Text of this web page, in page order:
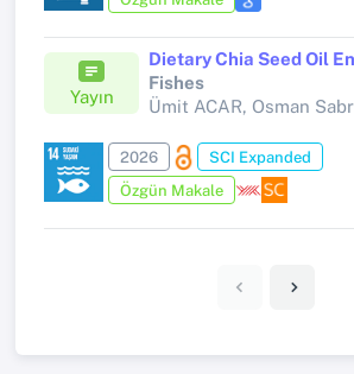
Yayın
Fishes
2026
SCI Expanded
Özgün Makale